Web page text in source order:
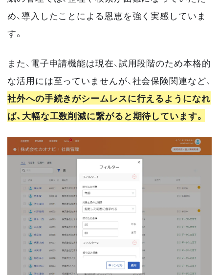
め、導入したことによる恩恵を強く実感していま
す。
また、電子申請機能は現在、試用段階のため本格的
な活用には至っていませんが、社会保険関連など、
社外への手続きがシームレスに行えるようになれ
ば、大幅な工数削減に繋がると期待しています。